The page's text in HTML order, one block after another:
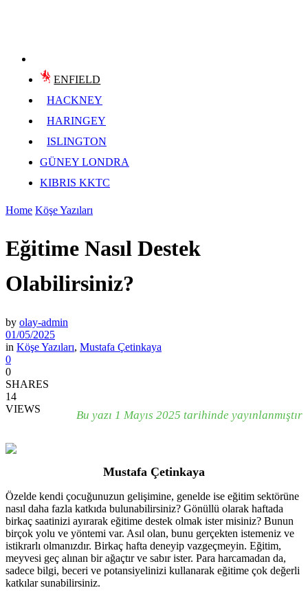
ENFIELD
HACKNEY
HARINGEY
ISLINGTON
GÜNEY LONDRA
KIBRIS KKTC
Home Köşe Yazıları
Eğitime Nasıl Destek
Olabilirsiniz?
by olay-admin
01/05/2025
in Köşe Yazıları, Mustafa Çetinkaya
0
0
SHARES
14
VIEWS
Bu yazı 1 Mayıs 2025 tarihinde yayınlanmıştır
Mustafa Çetinkaya
Özelde kendi çocuğunuzun gelişimine, genelde ise eğitim sektörüne
nasıl daha fazla katkıda bulunabilirsiniz? Gönüllü olarak haftada
birkaç saatinizi ayırarak eğitime destek olmak ister misiniz? Bunun
birçok yolu ve yöntemi var. Asıl olan, bunu gerçekten istemeniz ve
istikrarlı olmanızdır. Birkaç hafta deneyip vazgeçmeyin. Eğitim,
meyvesi geç alınan bir ağaçtır ve sabır ister. Para harcamadan da,
sadece bilgi, beceri ve potansiyelinizi kullanarak eğitime çok değerli
katkılar sunabilirsiniz.